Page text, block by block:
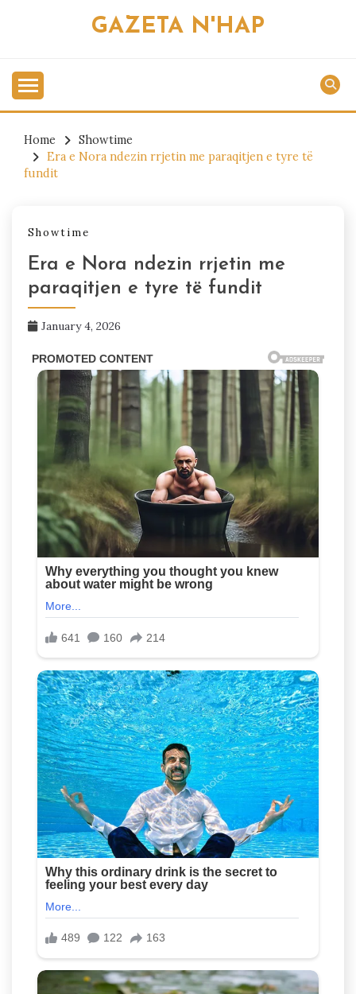
GAZETA N'HAP
Home
Showtime
Era e Nora ndezin rrjetin me paraqitjen e tyre të
fundit
Showtime
Era e Nora ndezin rrjetin me
paraqitjen e tyre të fundit
January 4, 2026